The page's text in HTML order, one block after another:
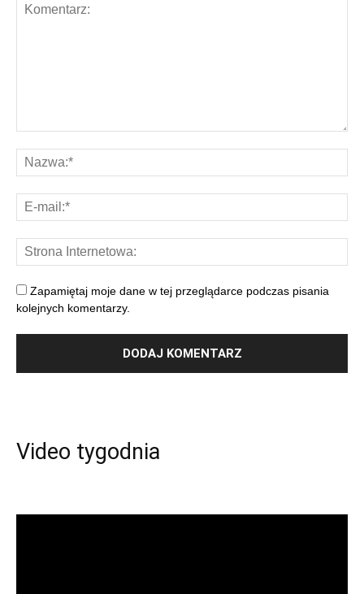
Zapamiętaj moje dane w tej przeglądarce podczas pisania
kolejnych komentarzy.
Video tygodnia